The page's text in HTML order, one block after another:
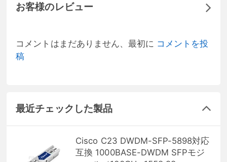
お客様のレビュー
コメントはまだありません、最初に コメントを投
稿
最近チェックした製品
Cisco C23 DWDM-SFP-5898対応
互換 1000BASE-DWDM SFPモジ